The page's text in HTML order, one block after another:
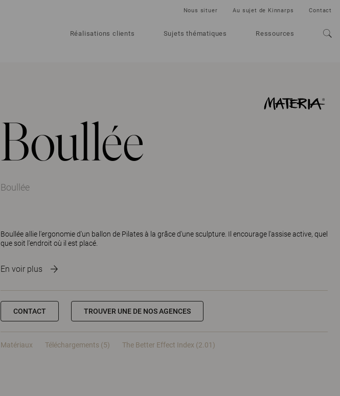
Réalisations clients Sujets thématiques Ressources
Nous situer Au sujet de Kinnarps Contact
Boullée
Boullée
Boullée allie l'ergonomie d'un ballon de Pilates à la grâce d'une sculpture. Il encourage l'assise active, quel
que soit l'endroit où il est placé.
En voir plus
CONTACT TROUVER UNE DE NOS AGENCES
Matériaux Téléchargements (5) The Better Effect Index (2.01)